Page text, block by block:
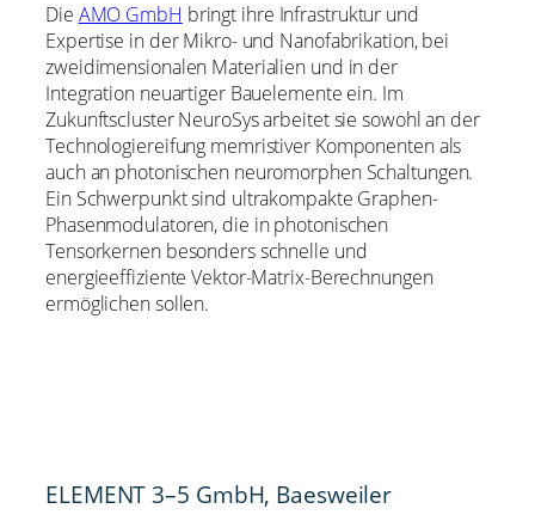
Die AMO GmbH bringt ihre Infrastruktur und
Expertise in der Mikro- und Nanofabrikation, bei
zweidimensionalen Materialien und in der
Integration neuartiger Bauelemente ein. Im
Zukunftscluster NeuroSys arbeitet sie sowohl an der
Technologiereifung memristiver Komponenten als
auch an photonischen neuromorphen Schaltungen.
Ein Schwerpunkt sind ultrakompakte Graphen-
Phasenmodulatoren, die in photonischen
Tensorkernen besonders schnelle und
energieeffiziente Vektor-Matrix-Berechnungen
ermöglichen sollen.
ELEMENT 3–5 GmbH, Baesweiler